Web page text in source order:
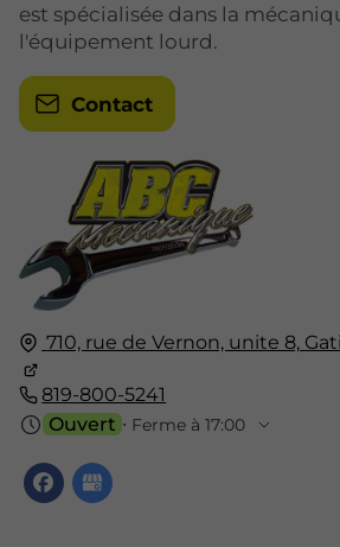
710, rue de Vernon, unite 8,
819-800-5241
Ouvert ⋅ Ferme à 17:00
est spécialisée dans la
l'équipement lourd.
Contact